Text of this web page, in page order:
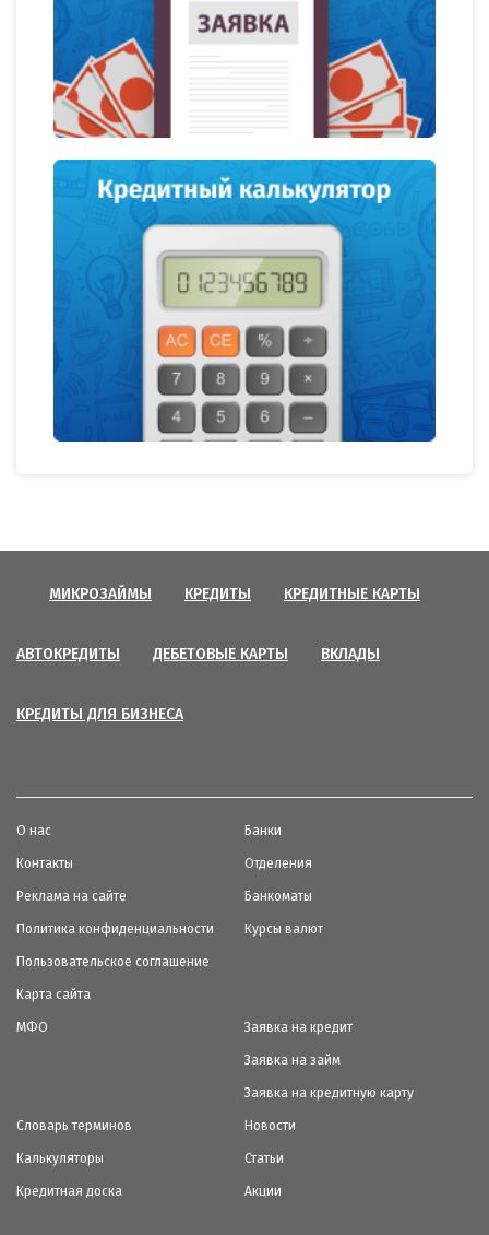
МИКРОЗАЙМЫ КРЕДИТЫ КРЕДИТНЫЕ КАРТЫ
АВТОКРЕДИТЫ ДЕБЕТОВЫЕ КАРТЫ ВКЛАДЫ
КРЕДИТЫ ДЛЯ БИЗНЕСА
О нас
Контакты
Реклама на сайте
Политика конфиденциальности
Пользовательское соглашение
Карта сайта
Банки
Отделения
Банкоматы
Курсы валют
МФО Заявка на кредит
Заявка на займ
Заявка на кредитную карту
Словарь терминов
Калькуляторы
Кредитная доска
Новости
Статьи
Акции